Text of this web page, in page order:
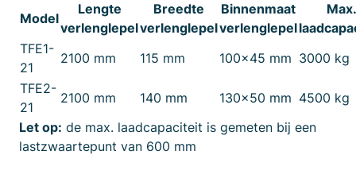
Model
Lengte
verlenglepel
Breedte
verlenglepel
Binnenmaat
verlenglepel
Max.
TFE1-
21
2100 mm 115 mm 100×45 mm 3000 kg
TFE2-
21
2100 mm 140 mm 130×50 mm 4500 kg
Let op: de max. laadcapaciteit is gemeten bij een
lastzwaartepunt van 600 mm